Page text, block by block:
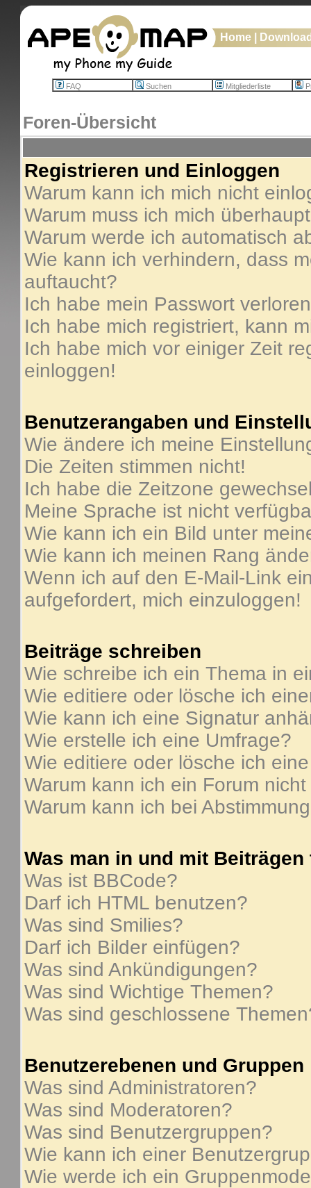
Home
FAQ Suchen Mitgliederliste
Foren-Übersicht
Registrieren und Einloggen
Warum kann ich mich nicht
Warum muss ich mich
Warum werde ich automatisch
Wie kann ich verhindern, dass
auftaucht?
Ich habe mein Passwort
Ich habe mich registriert, kann
Ich habe mich vor einiger Zeit
einloggen!
Benutzerangaben und
Wie ändere ich meine
Die Zeiten stimmen nicht!
Ich habe die Zeitzone
Meine Sprache ist nicht
Wie kann ich ein Bild unter
Wie kann ich meinen Rang
Wenn ich auf den E-Mail-Link
aufgefordert, mich einzuloggen!
Beiträge schreiben
Wie schreibe ich ein Thema in
Wie editiere oder lösche ich
Wie kann ich eine Signatur
Wie erstelle ich eine Umfrage?
Wie editiere oder lösche ich
Warum kann ich ein Forum
Warum kann ich bei
Was man in und mit Beiträgen
Was ist BBCode?
Darf ich HTML benutzen?
Was sind Smilies?
Darf ich Bilder einfügen?
Was sind Ankündigungen?
Was sind Wichtige Themen?
Was sind geschlossene
Benutzerebenen und Gruppen
Was sind Administratoren?
Was sind Moderatoren?
Was sind Benutzergruppen?
Wie kann ich einer
Wie werde ich ein